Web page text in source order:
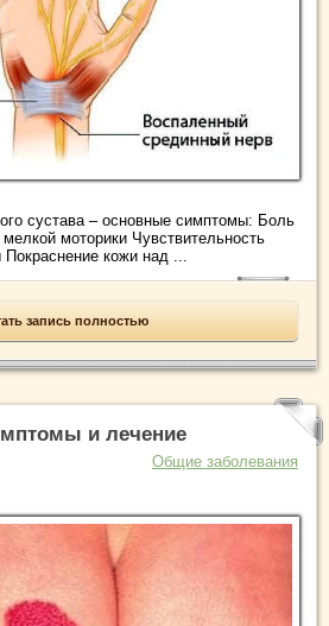
сустава – основные симптомы: Боль
моторики Чувствительность
кожи над ...
запись полностью
и лечение
Общие заболевания